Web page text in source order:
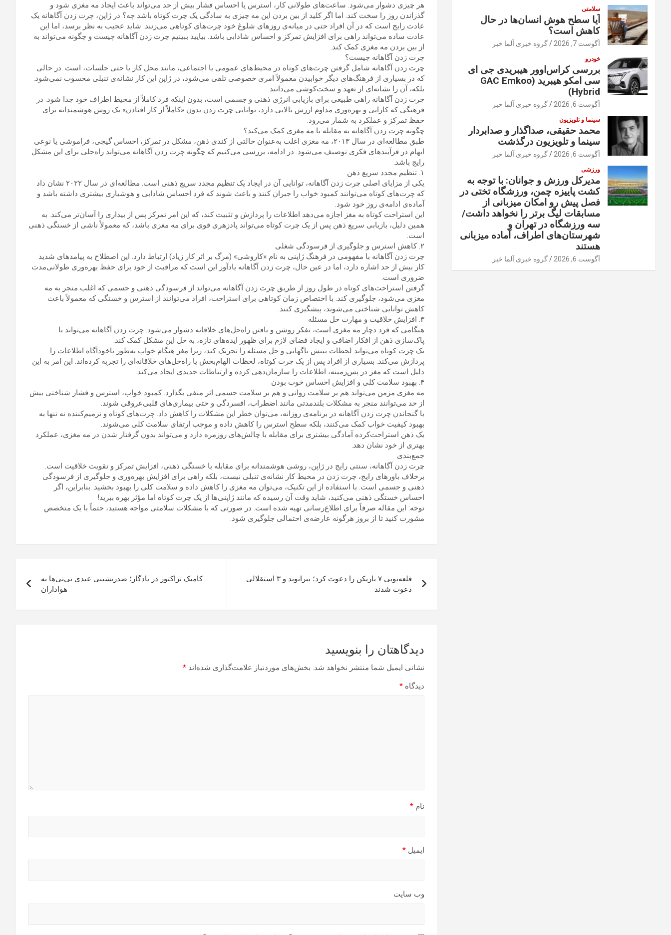
هر چیزی دشوار می‌شود. ساعت‌های طولانی کار، استرس یا احساس فشار بیش از حد می‌تواند باعث ایجاد مه مغزی شود و
گذراندن روز را سخت کند. اما اگر کلید از بین بردن این مه چیزی به سادگی یک چرت کوتاه باشد چه؟ در ژاپن، چرت زدن آگاهانه یک
عادت رایج است که در آن افراد حتی در میانه‌ی روزهای شلوغ خود چرت‌های کوتاهی می‌زنند. شاید عجیب به نظر برسد، اما این
عادت ساده می‌تواند راهی برای افزایش تمرکز و احساس شادابی باشد. بیایید ببینیم چرت زدن آگاهانه چیست و چگونه می‌تواند به
از بین بردن مه مغزی کمک کند.
چرت زدن آگاهانه چیست؟
چرت زدن آگاهانه شامل گرفتن چرت‌های کوتاه در محیط‌های عمومی یا اجتماعی، مانند محل کار یا حتی جلسات، است. در حالی
که در بسیاری از فرهنگ‌های دیگر خوابیدن معمولاً امری خصوصی تلقی می‌شود، در ژاپن این کار نشانه‌ی تنبلی محسوب نمی‌شود.
بلکه، آن را نشانه‌ای از تعهد و سخت‌کوشی می‌دانند.
چرت زدن آگاهانه راهی طبیعی برای بازیابی انرژی ذهنی و جسمی است، بدون اینکه فرد کاملاً از محیط اطراف خود جدا شود. در
فرهنگی که کارایی و بهره‌وری مداوم ارزش بالایی دارد، توانایی چرت زدن بدون «کاملاً از کار افتادن» یک روش هوشمندانه برای
حفظ تمرکز و عملکرد به شمار می‌رود.
چگونه چرت زدن آگاهانه به مقابله با مه مغزی کمک می‌کند؟
طبق مطالعه‌ای در سال ۲۰۱۳، مه مغزی اغلب به‌عنوان حالتی از کندی ذهن، مشکل در تمرکز، احساس گیجی، فراموشی یا نوعی
ابهام در فرآیندهای فکری توصیف می‌شود. در ادامه، بررسی می‌کنیم که چگونه چرت زدن آگاهانه می‌تواند راه‌حلی برای این مشکل
رایج باشد.
۱. تنظیم مجدد سریع ذهن
یکی از مزایای اصلی چرت زدن آگاهانه، توانایی آن در ایجاد یک تنظیم مجدد سریع ذهنی است. مطالعه‌ای در سال ۲۰۲۲ نشان داد
که چرت‌های کوتاه می‌توانند کمبود خواب را جبران کنند و باعث شوند که فرد احساس شادابی و هوشیاری بیشتری داشته باشد و
آماده‌ی ادامه‌ی روز خود شود.
این استراحت کوتاه به مغز اجازه می‌دهد اطلاعات را پردازش و تثبیت کند، که این امر تمرکز پس از بیداری را آسان‌تر می‌کند. به
همین دلیل، بازیابی سریع ذهن پس از یک چرت کوتاه می‌تواند پادزهری قوی برای مه مغزی باشد، که معمولاً ناشی از خستگی ذهنی
است.
۲. کاهش استرس و جلوگیری از فرسودگی شغلی
چرت زدن آگاهانه با مفهومی در فرهنگ ژاپنی به نام «کاروشی» (مرگ بر اثر کار زیاد) ارتباط دارد. این اصطلاح به پیامدهای شدید
کار بیش از حد اشاره دارد، اما در عین حال، چرت زدن آگاهانه یادآور این است که مراقبت از خود برای حفظ بهره‌وری طولانی‌مدت
ضروری است.
گرفتن استراحت‌های کوتاه در طول روز از طریق چرت زدن آگاهانه می‌تواند از فرسودگی ذهنی و جسمی که اغلب منجر به مه
مغزی می‌شود، جلوگیری کند. با اختصاص زمان کوتاهی برای استراحت، افراد می‌توانند از استرس و خستگی که معمولاً باعث
کاهش توانایی شناختی می‌شوند، پیشگیری کنند.
۳. افزایش خلاقیت و مهارت حل مسئله
هنگامی که فرد دچار مه مغزی است، تفکر روشن و یافتن راه‌حل‌های خلاقانه دشوار می‌شود. چرت زدن آگاهانه می‌تواند با
پاک‌سازی ذهن از افکار اضافی و ایجاد فضای لازم برای ظهور ایده‌های تازه، به حل این مشکل کمک کند.
یک چرت کوتاه می‌تواند لحظات بینش ناگهانی و حل مسئله را تحریک کند، زیرا مغز هنگام خواب به‌طور ناخودآگاه اطلاعات را
پردازش می‌کند. بسیاری از افراد پس از یک چرت کوتاه، لحظات الهام‌بخش یا راه‌حل‌های خلاقانه‌ای را تجربه کرده‌اند. این امر به این
دلیل است که مغز در پس‌زمینه، اطلاعات را سازمان‌دهی کرده و ارتباطات جدیدی ایجاد می‌کند.
۴. بهبود سلامت کلی و افزایش احساس خوب بودن
مه مغزی مزمن می‌تواند هم بر سلامت روانی و هم بر سلامت جسمی اثر منفی بگذارد. کمبود خواب، استرس و فشار شناختی بیش
از حد می‌توانند منجر به مشکلات بلندمدتی مانند اضطراب، افسردگی و حتی بیماری‌های قلبی‌عروقی شوند.
با گنجاندن چرت زدن آگاهانه در برنامه‌ی روزانه، می‌توان خطر این مشکلات را کاهش داد. چرت‌های کوتاه و ترمیم‌کننده نه تنها به
بهبود کیفیت خواب کمک می‌کنند، بلکه سطح استرس را کاهش داده و موجب ارتقای سلامت کلی می‌شوند.
یک ذهن استراحت‌کرده آمادگی بیشتری برای مقابله با چالش‌های روزمره دارد و می‌تواند بدون گرفتار شدن در مه مغزی، عملکرد
بهتری از خود نشان دهد.
جمع‌بندی
چرت زدن آگاهانه، سنتی رایج در ژاپن، روشی هوشمندانه برای مقابله با خستگی ذهنی، افزایش تمرکز و تقویت خلاقیت است.
برخلاف باورهای رایج، چرت زدن در محیط کار نشانه‌ی تنبلی نیست، بلکه راهی برای افزایش بهره‌وری و جلوگیری از فرسودگی
ذهنی و جسمی است. با استفاده از این تکنیک، می‌توان مه مغزی را کاهش داده و سلامت کلی را بهبود بخشید. بنابراین، اگر
احساس خستگی ذهنی می‌کنید، شاید وقت آن رسیده که مانند ژاپنی‌ها از یک چرت کوتاه اما مؤثر بهره ببرید!
توجه: این مقاله صرفاً برای اطلاع‌رسانی تهیه شده است. در صورتی که با مشکلات سلامتی مواجه هستید، حتماً با یک متخصص
مشورت کنید تا از بروز هرگونه عارضه‌ی احتمالی جلوگیری شود.
نوشته
قلعه‌نویی ۷ بازیکن را دعوت کرد؛ بیرانوند و ۳ استقلالی
دعوت شدند
کامبک تراکتور در یادگار؛ صدرنشینی عیدی تی‌تی‌ها به
هواداران
دیدگاهتان را بنویسید
نشانی ایمیل شما منتشر نخواهد شد. بخش‌های موردنیاز علامت‌گذاری شده‌اند *
دیدگاه *
نام *
ایمیل *
وب‌ سایت
سلامتی
آیا سطح هوش انسان‌ها در حال
کاهش است؟
آگوست 7, 2026 گروه خبری آلما خبر
خودرو
بررسی کراس‌اوور هیبریدی جی ای
سی امکو هیبرید (GAC Emkoo
Hybrid)
آگوست 6, 2026 گروه خبری آلما خبر
سینما و تلویزیون
محمد حقیقی، صداگذار و صدابردار
سینما و تلویزیون درگذشت
آگوست 6, 2026 گروه خبری آلما خبر
ورزشی
مدیرکل ورزش و جوانان: با توجه به
کشت پاییزه چمن، ورزشگاه تختی در
فصل پیش رو امکان میزبانی از
مسابقات لیگ برتر را نخواهد داشت/
سه ورزشگاه در تهران و
شهرستان‌های اطراف، آماده میزبانی
هستند
آگوست 6, 2026 گروه خبری آلما خبر